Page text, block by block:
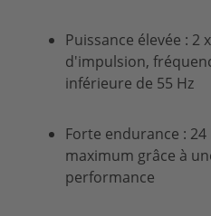
Puissance élevée : 2
d'impulsion,
inférieure de 55 Hz
Forte endurance :
maximum grâce à
performance